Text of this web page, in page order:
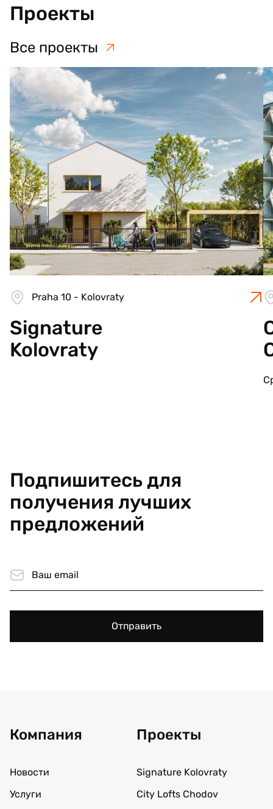
Проекты
Все проекты
Praha 10 - Kolovraty
Signature
Kolovraty
Подпишитесь для
получения лучших
предложений
Отправить
Компания
Новости
Услуги
Проекты
Signature Kolovraty
City Lofts Chodov